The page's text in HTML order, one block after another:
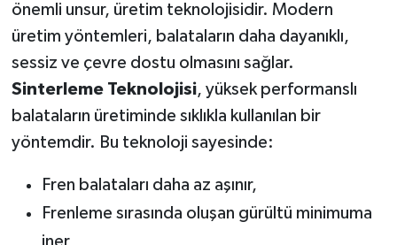
önemli unsur, üretim teknolojisidir. Modern
üretim yöntemleri, balataların daha dayanıklı,
sessiz ve çevre dostu olmasını sağlar.
Sinterleme Teknolojisi, yüksek performanslı
balataların üretiminde sıklıkla kullanılan bir
yöntemdir. Bu teknoloji sayesinde:
Fren balataları daha az aşınır,
Frenleme sırasında oluşan gürültü minimuma